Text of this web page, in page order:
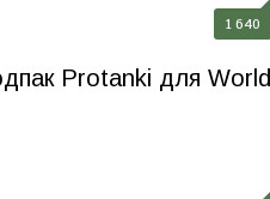
1 640
Protanki для World